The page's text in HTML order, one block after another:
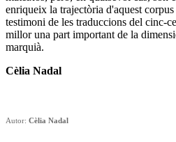
enriqueix la trajectòria d'aquest
testimoni de les traduccions del cinc-
millor una part important de la
marquià.
Cèlia Nadal
Autor: Cèlia Nadal